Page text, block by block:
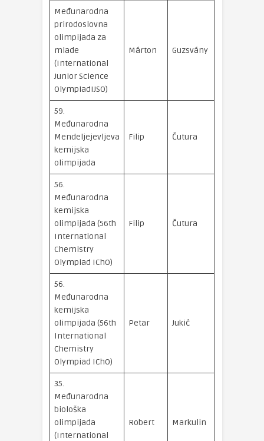
Međunarodna
prirodoslovna
olimpijada za
mlade
(International
Junior Science
OlympiadIJSO)
Márton Guzsvány
59.
Međunarodna
Mendeljejevljeva
kemijska
olimpijada
Filip Čutura
56.
Međunarodna
kemijska
olimpijada (56th
International
Chemistry
Olympiad IChO)
Filip Čutura
56.
Međunarodna
kemijska
olimpijada (56th
International
Chemistry
Olympiad IChO)
Petar Jukić
35.
Međunarodna
biološka
olimpijada
(International
Robert Markulin